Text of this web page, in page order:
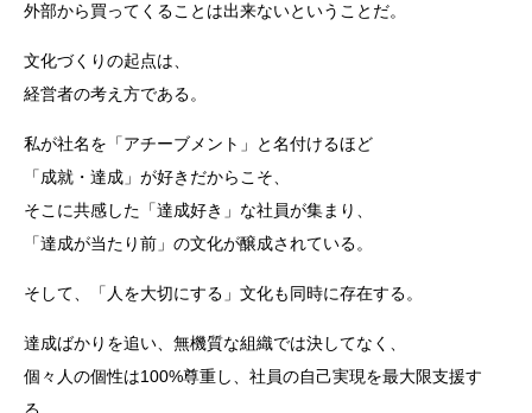
外部から買ってくることは出来ないということだ。
文化づくりの起点は、
経営者の考え方である。
私が社名を「アチーブメント」と名付けるほど
「成就・達成」が好きだからこそ、
そこに共感した「達成好き」な社員が集まり、
「達成が当たり前」の文化が醸成されている。
そして、「人を大切にする」文化も同時に存在する。
達成ばかりを追い、無機質な組織では決してなく、
個々人の個性は100%尊重し、社員の自己実現を最大限支援す